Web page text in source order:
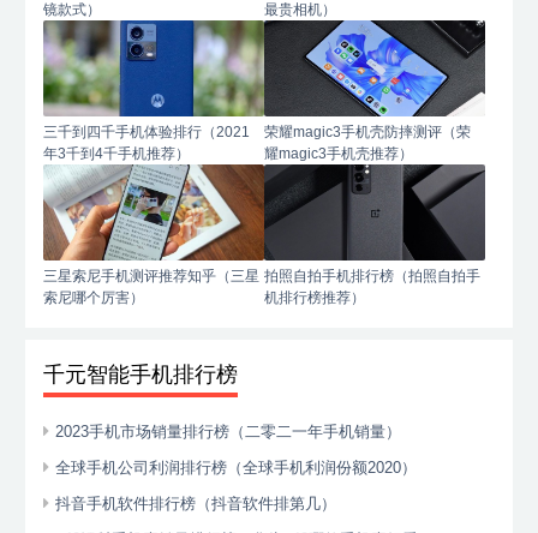
镜款式）
最贵相机）
三千到四千手机体验排行（2021
年3千到4千手机推荐）
荣耀magic3手机壳防摔测评（荣
耀magic3手机壳推荐）
三星索尼手机测评推荐知乎（三星
索尼哪个厉害）
拍照自拍手机排行榜（拍照自拍手
机排行榜推荐）
千元智能手机排行榜
2023手机市场销量排行榜（二零二一年手机销量）
全球手机公司利润排行榜（全球手机利润份额2020）
抖音手机软件排行榜（抖音软件排第几）